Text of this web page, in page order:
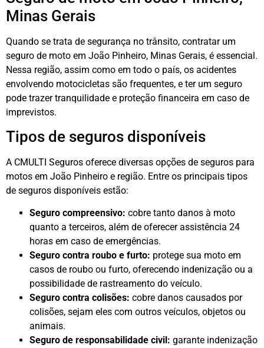
Minas Gerais
Quando se trata de segurança no trânsito, contratar um
seguro de moto em João Pinheiro, Minas Gerais, é essencial.
Nessa região, assim como em todo o país, os acidentes
envolvendo motocicletas são frequentes, e ter um seguro
pode trazer tranquilidade e proteção financeira em caso de
imprevistos.
Tipos de seguros disponíveis
A CMULTI Seguros oferece diversas opções de seguros para
motos em João Pinheiro e região. Entre os principais tipos
de seguros disponíveis estão:
Seguro compreensivo: cobre tanto danos à moto
quanto a terceiros, além de oferecer assistência 24
horas em caso de emergências.
Seguro contra roubo e furto: protege sua moto em
casos de roubo ou furto, oferecendo indenização ou a
possibilidade de rastreamento do veículo.
Seguro contra colisões: cobre danos causados por
colisões, sejam eles com outros veículos, objetos ou
animais.
Seguro de responsabilidade civil: garante indenização